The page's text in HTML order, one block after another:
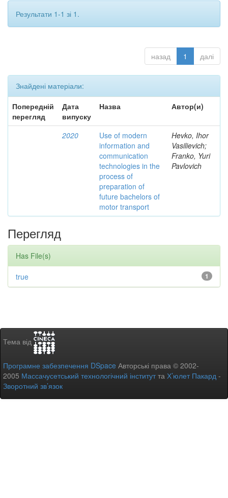
Результати 1-1 зі 1.
назад 1 далі
Знайдені матеріали:
Попередній
перегляд
Дата
випуску
Назва Автор(и)
2020
Use of modern
information and
communication
technologies in the
process of
preparation of
future bachelors of
motor transport
Hevko, Ihor
Vasilievich;
Franko, Yuri
Pavlovich
Перегляд
Has File(s)
1
true
Тема від
Програмне забезпечення DSpace Авторські права © 2002-
2005 Массачусетський технологічний інститутта Х’юлет Пакард -
Зворотний зв’язок